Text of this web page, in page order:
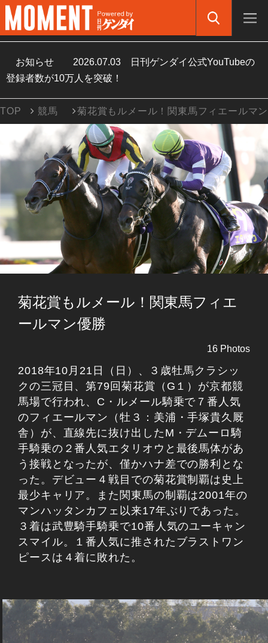
お知らせ 2026.07.03
日刊ゲンダイ公式YouTubeの
登録者数が10万人を突破！
TOP 競馬 菊花賞もルメール！関東馬フィエールマ
菊花賞もルメール！関東馬フィエ
ールマン優勝
16 Photos
2018年10月21日（日）、３歳牡馬クラシッ
クの三冠目、第79回菊花賞（G１）が京都競
馬場で行われ、C・ルメール騎乗で７番人気
のフィエールマン（牡３：美浦・手塚貴久厩
舎）が、直線先に抜け出したM・デムーロ騎
手騎乗の２番人気エタリオウと最後馬体があ
う接戦となったが、僅かハナ差での勝利とな
った。デビュー４戦目での菊花賞制覇は史上
最少キャリア。また関東馬の制覇は2001年の
マンハッタンカフェ以来17年ぶりであった。
３着は武豊騎手騎乗で10番人気のユーキャン
スマイル。１番人気に推されたブラストワン
ピースは４着に敗れた。